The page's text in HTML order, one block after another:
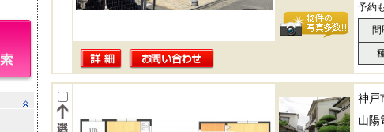
予約
間
神戸
山陽